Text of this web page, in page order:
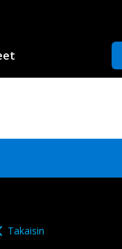
Takaisin